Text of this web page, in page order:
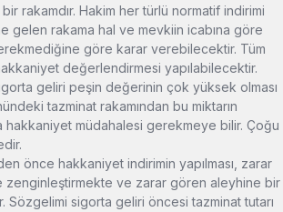
rakamdır. Hakim her türlü normatif indirimi
gelen rakama hal ve mevkiin icabına göre
göre karar verebilecektir. Tüm
değerlendirmesi yapılabilecektir.
geliri peşin değerinin çok yüksek olması
tazminat rakamından bu miktarın
hakkaniyet müdahalesi gerekmeye bilir. Çoğu
önce hakkaniyet indirimin yapılması, zarar
zenginleştirmekte ve zarar gören aleyhine bir
Sözgelimi sigorta geliri öncesi tazminat tutarı